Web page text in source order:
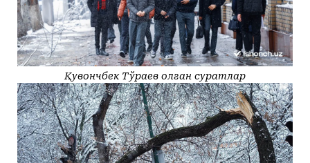
Қувончбек Тўраев олган суратлар